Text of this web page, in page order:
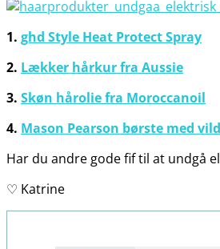
1. ghd Style Heat Protect Spray
2. Lækker hårkur fra Aussie
3. Skøn hårolie fra Moroccanoil
4. Mason Pearson børste med
Har du andre gode fif til at undgå
♡ Katrine